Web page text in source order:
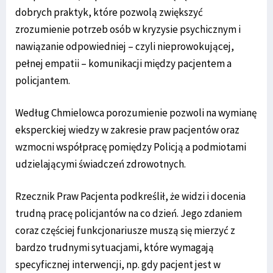
dobrych praktyk, które pozwolą zwiększyć
zrozumienie potrzeb osób w kryzysie psychicznym i
nawiązanie odpowiedniej – czyli nieprowokującej,
pełnej empatii – komunikacji między pacjentem a
policjantem.
Według Chmielowca porozumienie pozwoli na wymianę
eksperckiej wiedzy w zakresie praw pacjentów oraz
wzmocni współpracę pomiędzy Policją a podmiotami
udzielającymi świadczeń zdrowotnych.
Rzecznik Praw Pacjenta podkreślił, że widzi i docenia
trudną pracę policjantów na co dzień. Jego zdaniem
coraz częściej funkcjonariusze muszą się mierzyć z
bardzo trudnymi sytuacjami, które wymagają
specyficznej interwencji, np. gdy pacjent jest w